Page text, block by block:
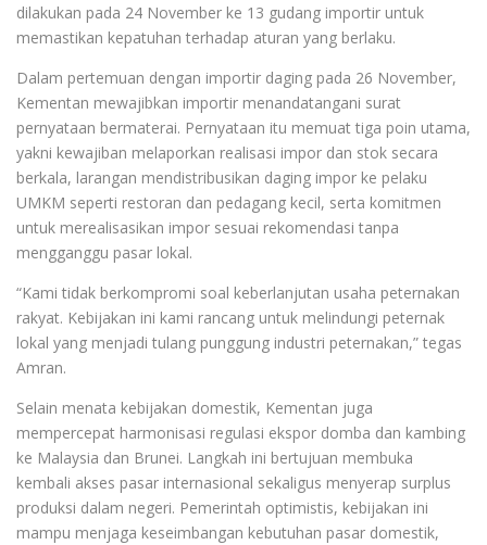
dilakukan pada 24 November ke 13 gudang importir untuk
memastikan kepatuhan terhadap aturan yang berlaku.
Dalam pertemuan dengan importir daging pada 26 November,
Kementan mewajibkan importir menandatangani surat
pernyataan bermaterai. Pernyataan itu memuat tiga poin utama,
yakni kewajiban melaporkan realisasi impor dan stok secara
berkala, larangan mendistribusikan daging impor ke pelaku
UMKM seperti restoran dan pedagang kecil, serta komitmen
untuk merealisasikan impor sesuai rekomendasi tanpa
mengganggu pasar lokal.
“Kami tidak berkompromi soal keberlanjutan usaha peternakan
rakyat. Kebijakan ini kami rancang untuk melindungi peternak
lokal yang menjadi tulang punggung industri peternakan,” tegas
Amran.
Selain menata kebijakan domestik, Kementan juga
mempercepat harmonisasi regulasi ekspor domba dan kambing
ke Malaysia dan Brunei. Langkah ini bertujuan membuka
kembali akses pasar internasional sekaligus menyerap surplus
produksi dalam negeri. Pemerintah optimistis, kebijakan ini
mampu menjaga keseimbangan kebutuhan pasar domestik,